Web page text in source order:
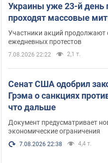
Украины уже 23-й день
проходят массовые
плакатами. Фото и
Участники акций продолжают
ежедневных протестов
7.08.2026 22:22 2,1 т.
Сенат США одобрил
Грэма о санкциях
что дальше
Документ предусматривает
экономические ограничения
7.08.2026 22:38 4,4 т.